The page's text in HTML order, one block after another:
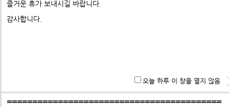
* 주문결제 단계에서 다시한번 문구 확인하시고
==========================================
즐거운 휴가 보내시길 바랍니다.
감사합니다.
오늘 하루 이 창을 열지 않음